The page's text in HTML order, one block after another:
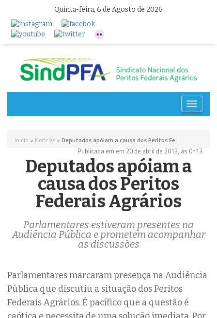
Quinta-feira, 6 de Agosto de 2026
Toggle
Inicio > Notícias > Deputados apóiam a causa dos Peritos Fe...
Publicada em em 20 de abril de 2013, às 0h13
Deputados apóiam a
causa dos Peritos
Federais Agrários
Parlamentares estiveram presentes na
Audiência Pública e prometem acompanhar
as discussões
Parlamentares marcaram presença na Audiência
Pública que discutiu a situação dos Peritos
Federais Agrários. É pacífico que a questão é